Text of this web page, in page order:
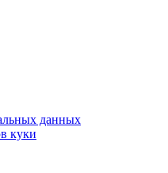
данных
куки